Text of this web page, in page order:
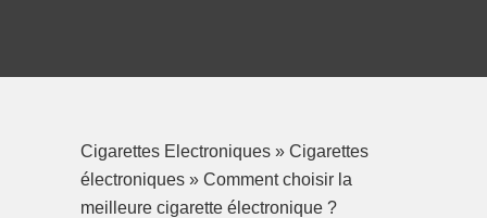
Cigarettes Electroniques » Cigarettes
électroniques » Comment choisir la
meilleure cigarette électronique ?